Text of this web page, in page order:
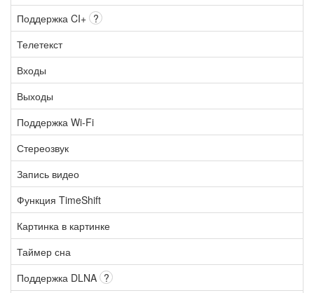
Поддержка CI+ ?
Телетекст
Входы
Выходы
Поддержка Wi-Fi
Стереозвук
Запись видео
Функция TimeShift
Картинка в картинке
Таймер сна
Поддержка DLNA ?